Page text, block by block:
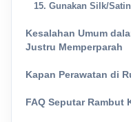
15. Gunakan Silk/
Kesalahan Umum
Justru Memperparah
Kapan Perawatan di
FAQ Seputar Rambut